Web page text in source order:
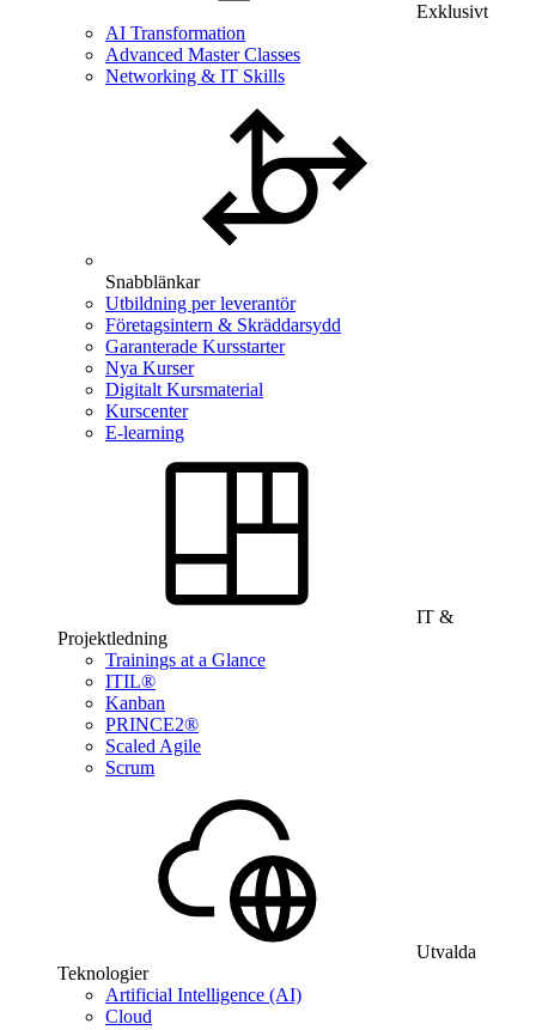
Exklusivt
AI Transformation
Advanced Master Classes
Networking & IT Skills
Snabblänkar
Utbildning per leverantör
Företagsintern & Skräddarsydd
Garanterade Kursstarter
Nya Kurser
Digitalt Kursmaterial
Kurscenter
E-learning
IT &
Projektledning
Trainings at a Glance
ITIL®
Kanban
PRINCE2®
Scaled Agile
Scrum
Utvalda
Teknologier
Artificial Intelligence (AI)
Cloud